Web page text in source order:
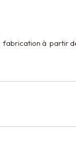
fabrication à partir